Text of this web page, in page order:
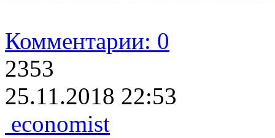
Комментарии: 0
2353
25.11.2018 22:53
economist